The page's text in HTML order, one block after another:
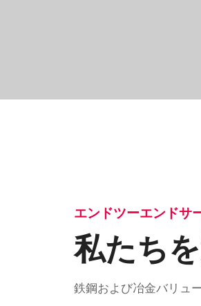
エンドツーエンドサ
私たち
鉄鋼および冶金バリュ